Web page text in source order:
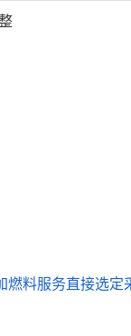
燃料服务直接选定